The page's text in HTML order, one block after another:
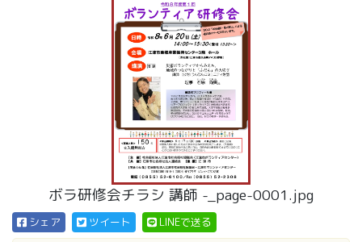
ボラ研修会チラシ 講師 -_page-0001.jpg
シェア ツイート LINEで送る